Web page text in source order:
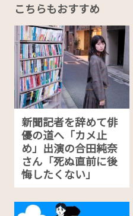
こちらもおすすめ
新聞記者を辞めて俳
優の道へ「カメ止
め」出演の合田純奈
さん「死ぬ直前に後
悔したくない」